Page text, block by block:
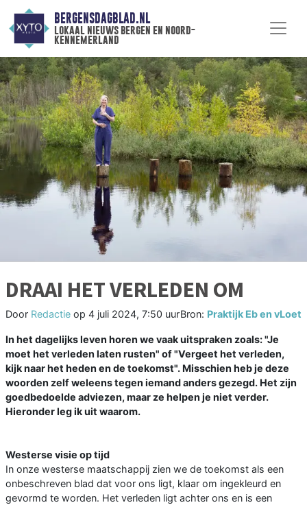
BERGENSDAGBLAD.NL
lokaal nieuws bergen en noord-
kennemerland
DRAAI HET VERLEDEN OM
Door Redactie op 4 juli 2024, 7:50 uurBron: Praktijk Eb en vLoet
In het dagelijks leven horen we vaak uitspraken zoals: "Je
moet het verleden laten rusten" of "Vergeet het verleden,
kijk naar het heden en de toekomst". Misschien heb je deze
woorden zelf weleens tegen iemand anders gezegd. Het zijn
goedbedoelde adviezen, maar ze helpen je niet verder.
Hieronder leg ik uit waarom.
Westerse visie op tijd
In onze westerse maatschappij zien we de toekomst als een
onbeschreven blad dat voor ons ligt, klaar om ingekleurd en
gevormd te worden. Het verleden ligt achter ons en is een